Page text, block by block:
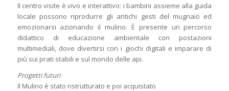
Il centro visite è vivo e interattivo: i bambini assieme alla guida
locale possono riprodurre gli antichi gesti del mugnaio ed
emozionarsi azionando il mulino. È presente un percorso
didattico di educazione ambientale con postazioni
multimediali, dove divertirsi con i giochi digitali e imparare di
più sui prati stabili e sul mondo delle api.
Progetti futuri
Il Mulino è stato ristrutturato e poi acquistato